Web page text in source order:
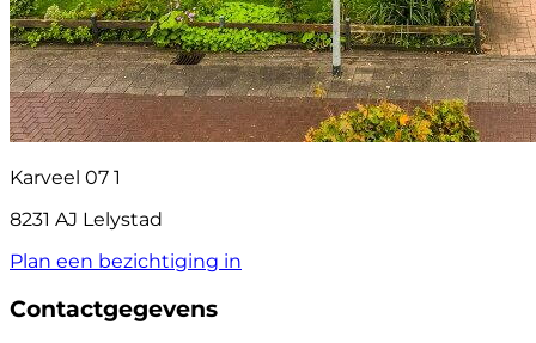
Karveel 07 1
8231 AJ Lelystad
Plan een bezichtiging in
Contactgegevens